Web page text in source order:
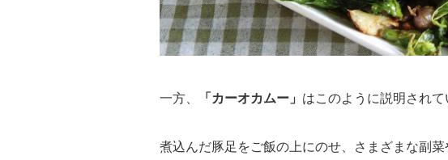
一方、 「カーオカムー」 はこのように説明されて
煮込んだ豚足をご飯の上にのせ、さまざまな副